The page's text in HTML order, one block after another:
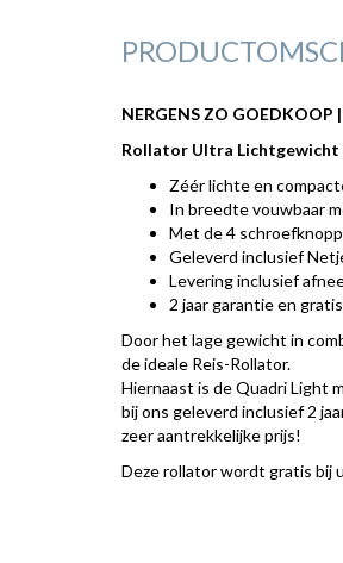
NERGENS ZO GOEDKOOP
Rollator Ultra Lichtgewicht
Zéér lichte en
In breedte vouwbaar
Met de 4
Geleverd inclusief
Levering inclusief
2 jaar garantie en
Door het lage gewicht in
de ideale Reis-Rollator.
Hiernaast is de Quadri Light
bij ons geleverd inclusief 2
zeer aantrekkelijke prijs!
Deze rollator wordt gratis bij